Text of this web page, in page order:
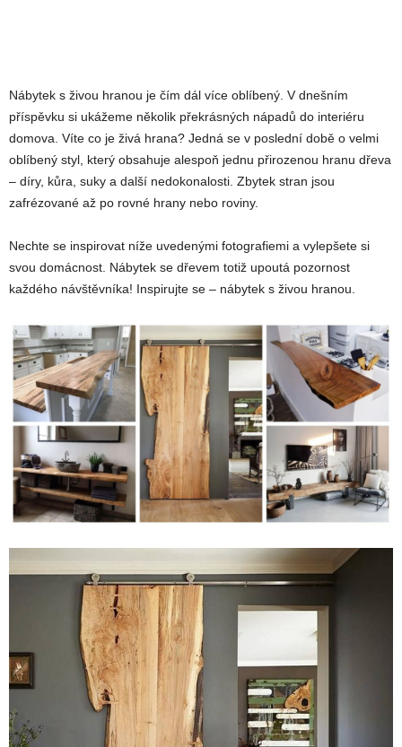
Nábytek s živou hranou je čím dál více oblíbený. V dnešním
příspěvku si ukážeme několik překrásných nápadů do interiéru
domova. Víte co je živá hrana? Jedná se v poslední době o velmi
oblíbený styl, který obsahuje alespoň jednu přirozenou hranu dřeva
– díry, kůra, suky a další nedokonalosti. Zbytek stran jsou
zafrézované až po rovné hrany nebo roviny.
Nechte se inspirovat níže uvedenými fotografiemi a vylepšete si
svou domácnost. Nábytek se dřevem totiž upoutá pozornost
každého návštěvníka! Inspirujte se – nábytek s živou hranou.